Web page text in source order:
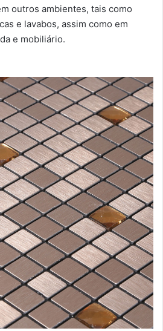
outros ambientes, tais como
e lavabos, assim como em
e mobiliário.